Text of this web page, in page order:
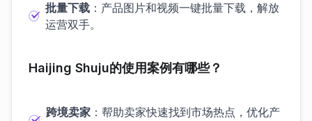
批量下载 ：产品图片和视频一键批量下载，解放
运营双手。
Haijing Shuju的使用案例有哪些？
跨境卖家 ：帮助卖家快速找到市场热点，优化产